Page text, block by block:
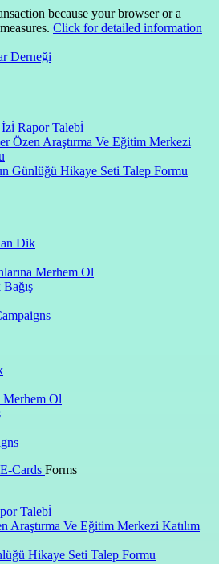
because your browser or a
Click for detailed information
Rapor Talebi̇
Özen Araştırma Ve Eğitim Merkezi
Günlüğü Hikaye Seti Talep Formu
Dik
Merhem Ol
Merhem Ol
E-Cards Forms
Talebi̇
Araştırma Ve Eğitim Merkezi Katılım
Hikaye Seti Talep Formu